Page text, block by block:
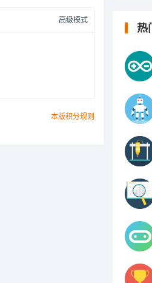
高级模式
本版积分规则
热